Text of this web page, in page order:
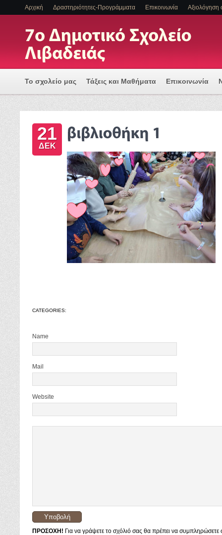
Αρχική Δραστηριότητες-Προγράμματα Επικοινωνία Αξιολόγηση
Το σχολείο μας Τάξεις και Μαθήματα Επικοινωνία
Πρόγραμμα Εισαγωγής Η/Υ για μια Ψηφιακά
ΕΝΤΑΞΗ ΜΑΘΗΤΩΝ ΜΕ ΑΝΑΠΗΡΙΑ Η/ΚΑΙ ΕΙΔΙΚΕΣ
21
ΔΕΚ
CATEGORIES:
Name
Mail
Website
ΠΡΟΣΟΧΗ! Για να γράψετε το σχόλιό σας θα πρέπει να